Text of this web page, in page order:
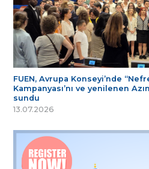
FUEN, Avrupa Konseyi’nde
Kampanyası’nı ve yenilenen
sundu
13.07.2026